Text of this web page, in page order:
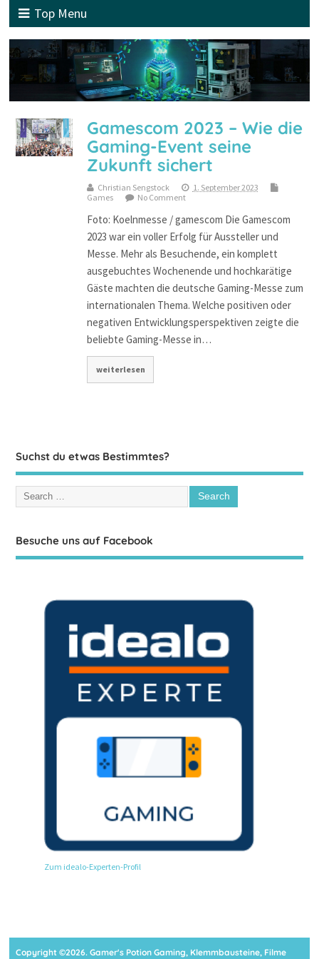
Top Menu
Gamescom 2023 – Wie die
Gaming-Event seine
Zukunft sichert
Christian Sengstock
1. September 2023
Games
No Comment
Foto: Koelnmesse / gamescom Die Gamescom
2023 war ein voller Erfolg für Aussteller und
Messe. Mehr als Besuchende, ein komplett
ausgebuchtes Wochenende und hochkarätige
Gäste machten die deutsche Gaming-Messe zum
internationalen Thema. Welche positiven oder
negativen Entwicklungsperspektiven zeigte die
beliebte Gaming-Messe in…
weiterlesen
Suchst du etwas Bestimmtes?
Besuche uns auf Facebook
Zum idealo-Experten-Profil
Copyright ©2026. Gamer's Potion Gaming, Klemmbausteine, Filme